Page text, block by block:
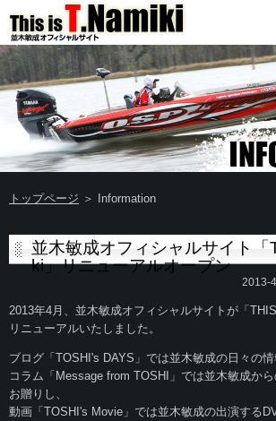
トップページ ＞ Information
並木敏成オフィシャルサイト「
ki」リニューアルオープン
2013-
2013年4月、並木敏成オフィシャルサイトが「
リニューアルいたしました。
ブログ「TOSHI's DAYS」では並木敏成の日々の情
コラム「Message from TOSHI」では並木敏成か
お贈りし、
動画「TOSHI's Movie」では並木敏成の出演する